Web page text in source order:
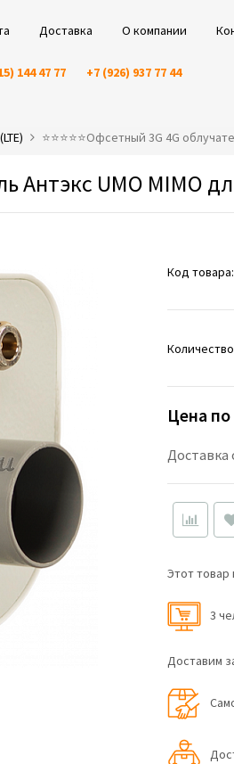
Доставка О компании
144 47 77 +7 (926) 937 77 44
⭐️⭐️⭐️⭐️⭐️Офсетный 3G 4G
Антэкс UMO MIMO
Код товара:
Цена по
Доставка
Этот товар
3
Доставим